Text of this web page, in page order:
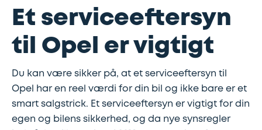
Serviceaftale
Et serviceeftersyn
til Opel er vigtigt
Du kan være sikker på, at et serviceeftersyn til
Opel har en reel værdi for din bil og ikke bare er et
smart salgstrick. Et serviceeftersyn er vigtigt for din
egen og bilens sikkerhed, og da nye synsregler